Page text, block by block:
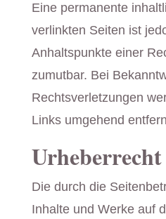
Eine permanente
verlinkten Seiten ist
Anhaltspunkte einer
zumutbar. Bei
Rechtsverletzungen
Links umgehend
Urheberrecht
Die durch die
Inhalte und Werke auf